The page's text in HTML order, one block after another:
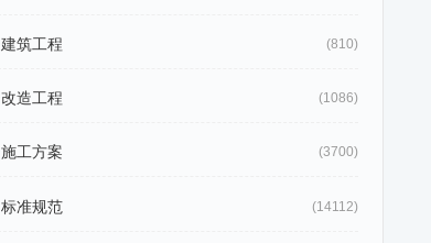
建筑工程 (810)
改造工程 (1086)
施工方案 (3700)
标准规范 (14112)